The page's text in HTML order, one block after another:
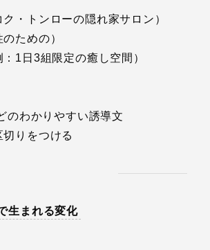
・トンローの隠れ家サロン）
ための）
1日3組限定の癒し空間）
わかりやすい誘導文
りをつける
生まれる変化